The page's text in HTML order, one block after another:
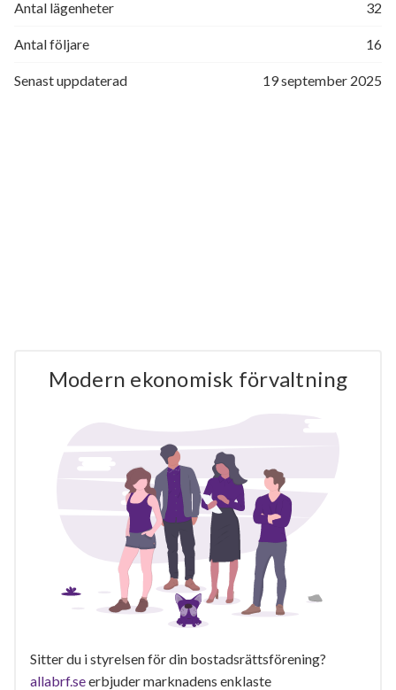
Antal lägenheter 32
Antal följare 16
Senast uppdaterad 19 september 2025
Modern ekonomisk förvaltning
Sitter du i styrelsen för din bostadsrättsförening?
allabrf.seerbjuder marknadens enklaste